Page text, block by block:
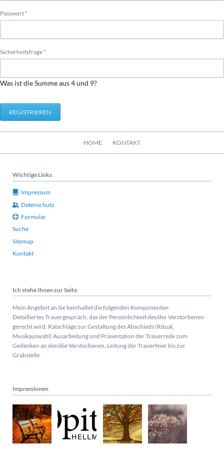
Pflichtfeld
Passwort *
Pflichtfeld
Sicherheitsfrage *
Was ist die Summe aus 4 und 9?
REGISTRIEREN
HOME KONTAKT
Wichtige Links
Impressum
Datenschutz
Formular
Suche
Sitemap
Kontakt
Ich stehe Ihnen zur Seite
Mein Angebot an Sie beinhaltet die folgenden Komponenten:
Detailliertes Trauergespräch, das der Persönlichkeit des/der Verstorbenen
gerecht wird. Ratschläge zur Gestaltung des Abschieds (Ritual,
Musikauswahl) Ausarbeitung und Präsentation der Trauerrede zum
Gedenken an den/die Verstorbenen. Leitung der Trauerfeier bis zur
Grabstelle.
Impressionen